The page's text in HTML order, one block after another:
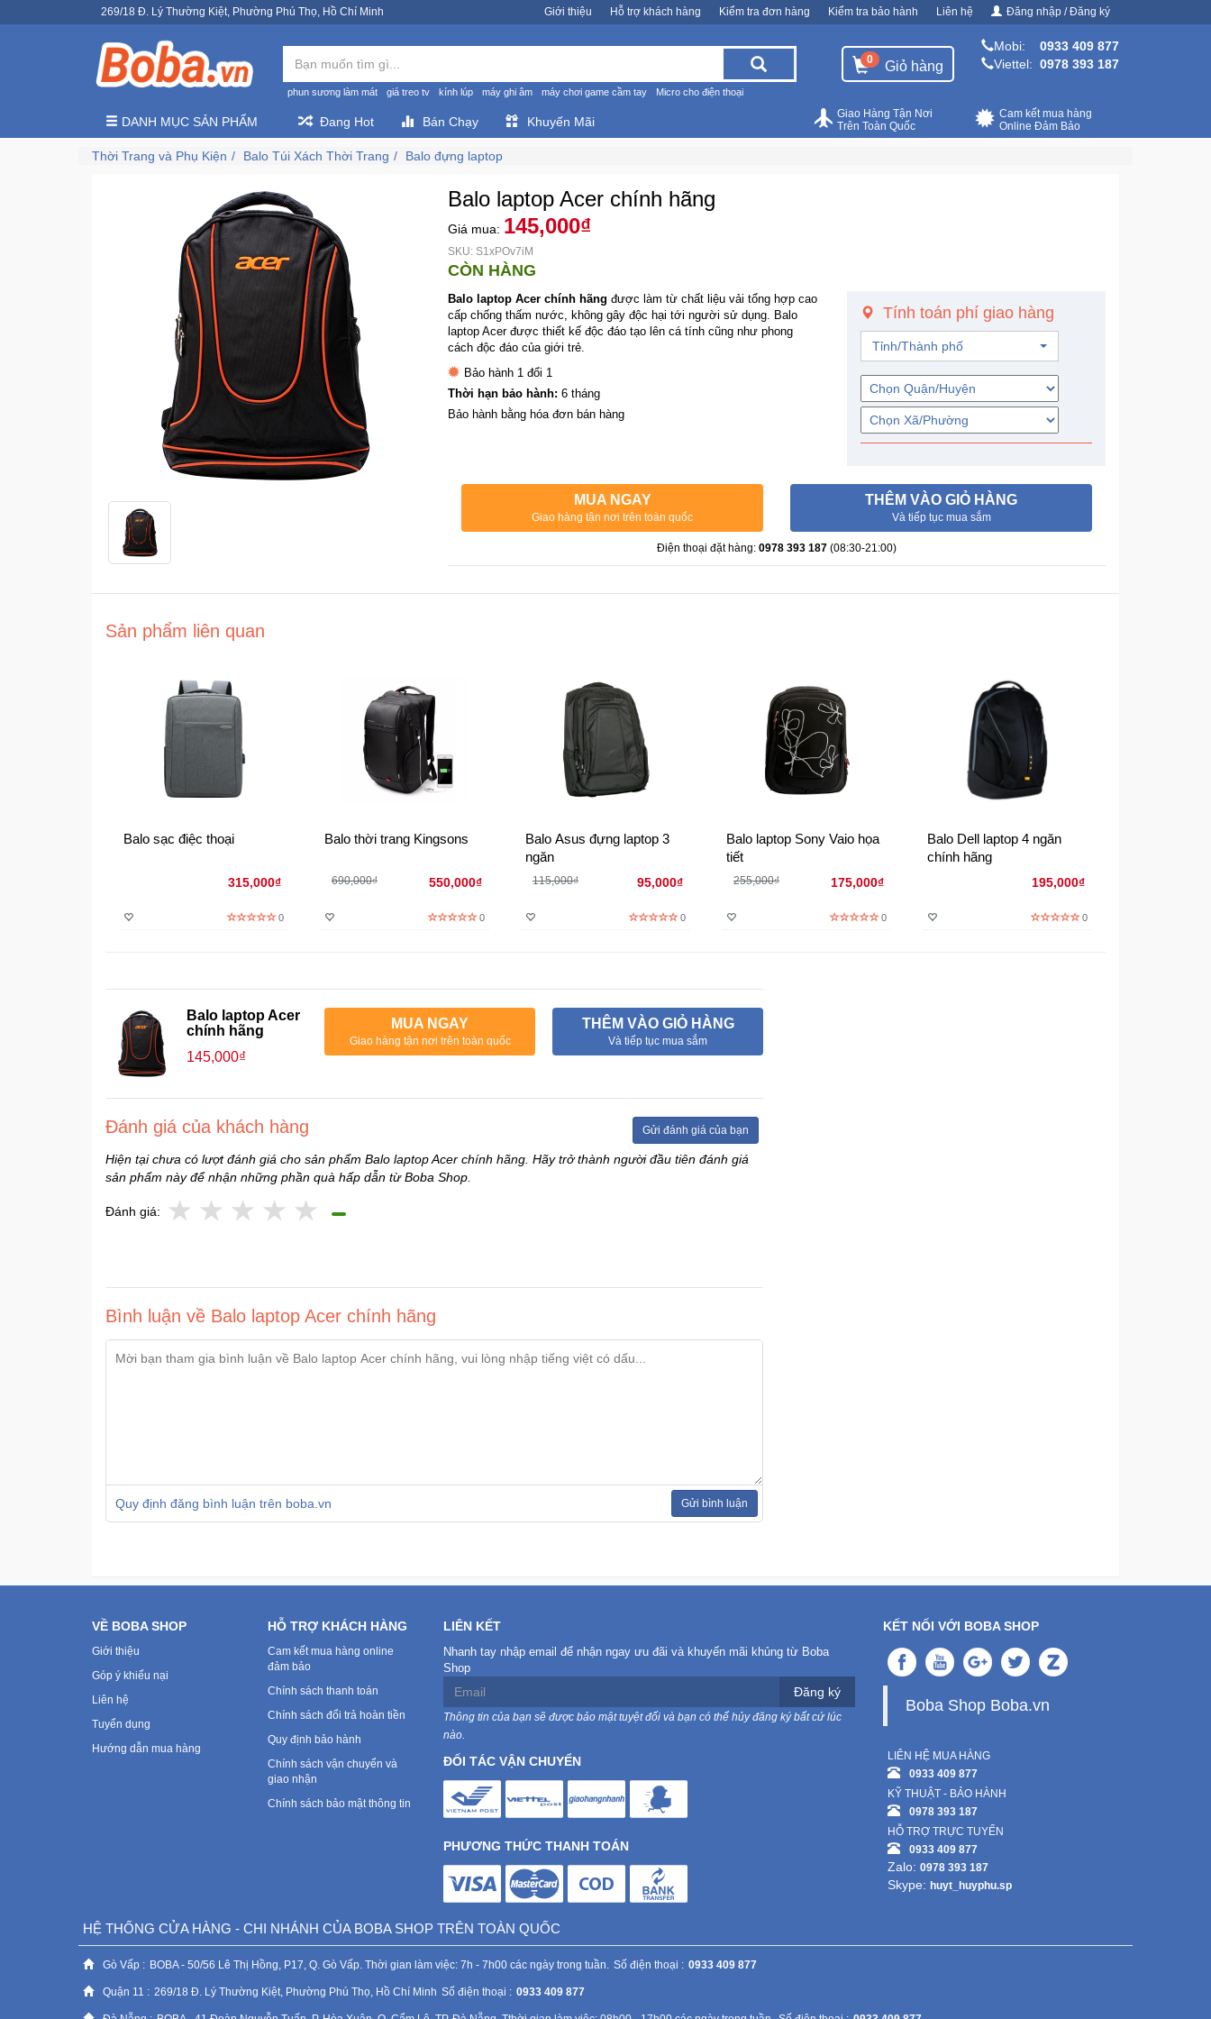
269/18 Đ. Lý Thường Kiệt, Phường Phú Thọ, Hồ Chí Minh Giới thiệu Hỗ trợ khách hàng Kiểm tra đơn hàng Kiểm tra bảo hành Liên hệ Đăng nhập / Đăng ký
phun sương làm mát giá treo tv kính lúp máy ghi âm máy chơi game cầm tay Micro cho điện thoại
0 Giỏ hàng
Mobi:
0933 409 877
Viettel: 0978 393 187
DANH MỤC SẢN PHẨM Đang Hot Bán Chạy Khuyến Mãi
Cam kết mua hàng
Online Đảm Bảo
Giao Hàng Tận Nơi
Trên Toàn Quốc
Thời Trang và Phụ Kiện Balo Túi Xách Thời Trang Balo đựng laptop
Balo laptop Acer chính hãng
Giá mua: 145,000₫
SKU: S1xPOv7iM
CÒN HÀNG
Balo laptop Acer chính hãng được làm từ chất liệu vải tổng hợp cao
cấp chống thấm nước, không gây độc hại tới người sử dụng. Balo
laptop Acer được thiết kế độc đáo tạo lên cá tính cũng như phong
cách độc đáo của giới trẻ.
Bảo hành 1 đổi 1
Thời hạn bảo hành: 6 tháng
Bảo hành bằng hóa đơn bán hàng
Tính toán phí giao hàng
Tỉnh/Thành phố
MUA NGAY
Giao hàng tận nơi trên toàn quốc
THÊM VÀO GIỎ HÀNG
Và tiếp tục mua sắm
Điện thoại đặt hàng: 0978 393 187 (08:30-21:00)
Sản phẩm liên quan
Balo sạc điệc thoại
315,000₫
0
Balo thời trang Kingsons
690,000₫ 550,000₫
0
Balo Asus đựng laptop 3
ngăn
115,000₫ 95,000₫
0
Balo laptop Sony Vaio họa
tiết
255,000₫ 175,000₫
0
Balo Dell laptop 4 ngăn
chính hãng
195,000₫
0
Balo laptop Acer
chính hãng
145,000₫
MUA NGAY
Giao hàng tận nơi trên toàn quốc
THÊM VÀO GIỎ HÀNG
Và tiếp tục mua sắm
Đánh giá của khách hàng Gửi đánh giá của bạn
Hiện tại chưa có lượt đánh giá cho sản phẩm Balo laptop Acer chính hãng. Hãy trở thành người đầu tiên đánh giá
sản phẩm này để nhận những phần quà hấp dẫn từ Boba Shop.
Đánh giá:
Bình luận về Balo laptop Acer chính hãng
Quy định đăng bình luận trên boba.vn Gửi bình luận
VỀ BOBA SHOP
Giới thiệu
Góp ý khiếu nại
Liên hệ
Tuyển dụng
Hướng dẫn mua hàng
HỖ TRỢ KHÁCH HÀNG
Cam kết mua hàng online
đảm bảo
Chính sách thanh toán
Chính sách đổi trả hoàn tiền
Quy định bảo hành
Chính sách vận chuyển và
giao nhận
Chính sách bảo mật thông tin
LIÊN KẾT
Nhanh tay nhập email để nhận ngay ưu đãi và khuyến mãi khủng từ Boba
Shop
Đăng ký
Thông tin của bạn sẽ được bảo mật tuyệt đối và bạn có thể hủy đăng ký bất cứ lúc
nào.
ĐỐI TÁC VẬN CHUYỂN
PHƯƠNG THỨC THANH TOÁN
KẾT NỐI VỚI BOBA SHOP
Boba Shop Boba.vn
LIÊN HỆ MUA HÀNG
0933 409 877
KỸ THUẬT - BẢO HÀNH
0978 393 187
HỖ TRỢ TRỰC TUYẾN
0933 409 877
Zalo: 0978 393 187
Skype: huyt_huyphu.sp
HỆ THỐNG CỬA HÀNG - CHI NHÁNH CỦA BOBA SHOP TRÊN TOÀN QUỐC
Gò Vấp : BOBA - 50/56 Lê Thị Hồng, P17, Q. Gò Vấp. Thời gian làm việc: 7h - 7h00 các ngày trong tuần. Số điện thoại : 0933 409 877
Quận 11 : 269/18 Đ. Lý Thường Kiệt, Phường Phú Thọ, Hồ Chí Minh Số điện thoại : 0933 409 877